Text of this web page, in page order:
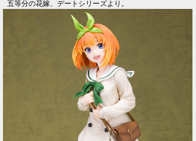
五等分の花嫁、デートシリーズより。